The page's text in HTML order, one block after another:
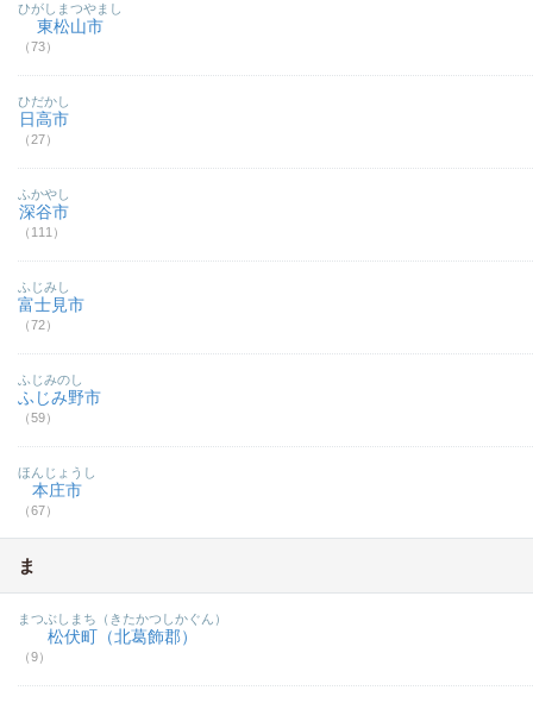
東松山市
（73）
ひがしまつやまし
日高市
（27）
ひだかし
深谷市
（111）
ふかやし
富士見市
（72）
ふじみし
ふじみ野市
（59）
ふじみのし
本庄市
（67）
ほんじょうし
ま
松伏町（北葛飾郡）
（9）
まつぶしまち（きたかつしかぐん）